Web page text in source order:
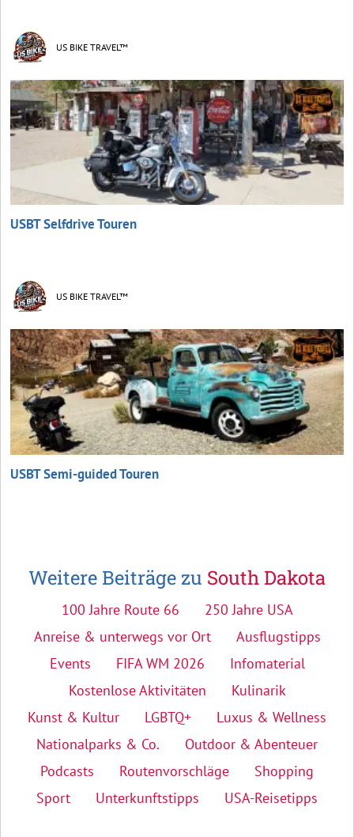
US BIKE TRAVEL™
USBT Selfdrive Touren
US BIKE TRAVEL™
USBT Semi-guided Touren
Weitere Beiträge zu South Dakota
100 Jahre Route 66
250 Jahre USA
Anreise & unterwegs vor Ort
Ausflugstipps
Events
FIFA WM 2026
Infomaterial
Kostenlose Aktivitäten
Kulinarik
Kunst & Kultur
LGBTQ+
Luxus & Wellness
Nationalparks & Co.
Outdoor & Abenteuer
Podcasts
Routenvorschläge
Shopping
Sport
Unterkunftstipps USA-Reisetipps